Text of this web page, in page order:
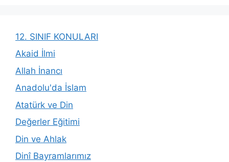
12. SINIF KONULARI
Akaid İlmi
Allah İnancı
Anadolu'da İslam
Atatürk ve Din
Değerler Eğitimi
Din ve Ahlak
Dinî Bayramlarımız